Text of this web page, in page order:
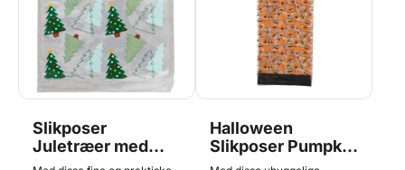
Slikposer
Juletræer med
Genluk, 20 stk. -
Halloween
Slikposer Pumpkin
Party - 20 stk.,